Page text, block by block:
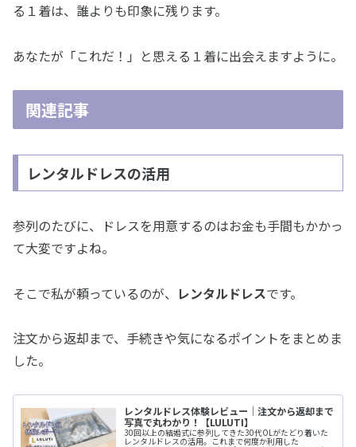
る１着は、誰よりも印象に残ります。
あなたが「これだ！」と思える１着に出会えますように。
関連記事
レンタルドレスの活用
参列のたびに、ドレスを用意するのはお金も手間もかかっ
て大変ですよね。
そこで私が頼っているのが、 レンタルドレスです。
注文から返却まで、手続きや気になるポイントをまとめま
した。
レンタルドレス体験レビュー｜注文から返却まで
写真で丸わかり！【LULUTI】
30回以上の結婚式に参列してきた30代OLがたどり着いた
レンタルドレスの活用。これまで何度か利用した